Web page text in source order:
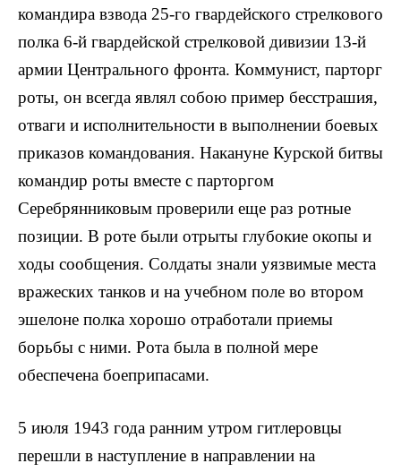
командира взвода 25-го гвардейского стрелкового
полка 6-й гвардейской стрелковой дивизии 13-й
армии Центрального фронта. Коммунист, парторг
роты, он всегда являл собою пример бесстрашия,
отваги и испол­нительности в выполнении боевых
приказов командо­вания. Накануне Курской битвы
командир роты вместе с парторгом
Серебрянниковым проверили еще раз ротные
позиции. В роте были отрыты глубокие окопы и
ходы сообщения. Солдаты знали уязвимые места
вражеских танков и на учебном поле во втором
эшелоне полка хорошо отработали приемы
борьбы с ними. Рота была в полной мере
обеспечена боеприпасами.
5 июля 1943 года ранним утром гитлеровцы
перешли в наступление в направлении на